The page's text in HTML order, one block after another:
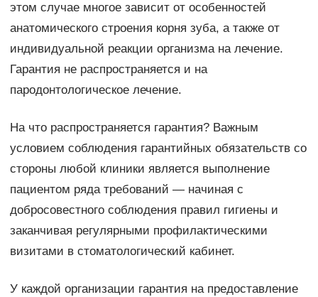
этом случае многое зависит от особенностей
анатомического строения корня зуба, а также от
индивидуальной реакции организма на лечение.
Гарантия не распространяется и на
пародонтологическое лечение.
На что распространяется гарантия? Важным
условием соблюдения гарантийных обязательств со
стороны любой клиники является выполнение
пациентом ряда требований — начиная с
добросовестного соблюдения правил гигиены и
заканчивая регулярными профилактическими
визитами в стоматологический кабинет.
У каждой организации гарантия на предоставление